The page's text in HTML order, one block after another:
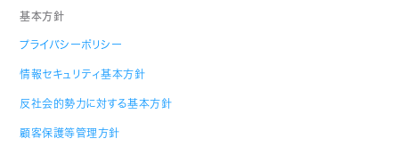
基本方針
プライバシーポリシー
情報セキュリティ基本方針
反社会的勢力に対する基本方針
顧客保護等管理方針